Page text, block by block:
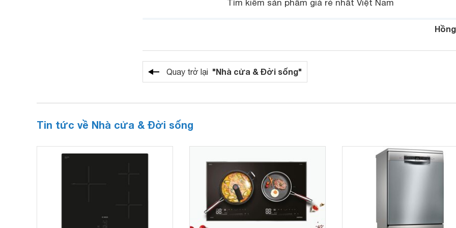
Tìm kiếm sản phẩm giá rẻ nhất Việt Nam
Quay trở lại "Nhà cửa & Đời sống"
Tin tức về Nhà cửa & Đời sống